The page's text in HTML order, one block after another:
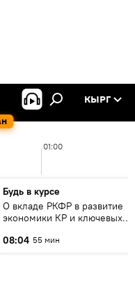
КЫРГ
01:00
Будь в курсе
О вкладе РКФР в развитие
экономики КР и ключевых
08:04 55 мин